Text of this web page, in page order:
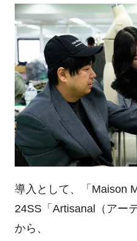
導入として、「Maison
24SS「Artisanal（アー
から、